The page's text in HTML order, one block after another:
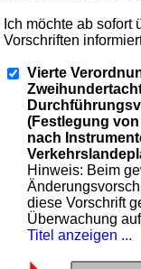
Ich möchte ab sofort
Vorschriften
Vierte
(Festlegung
nach
Hinweis: Beim
diese Vorschrift
Überwachung
Titel anzeigen ...